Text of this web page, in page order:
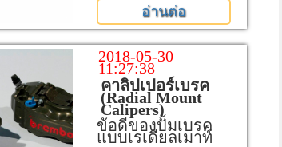
อ่านต่อ
2018-05-30
11:27:38
คาลิปเปอร์เบรค
(Radial Mount
Calipers)
ข้อดีของปั้มเบรค
แบบเรเดียลเมาท์